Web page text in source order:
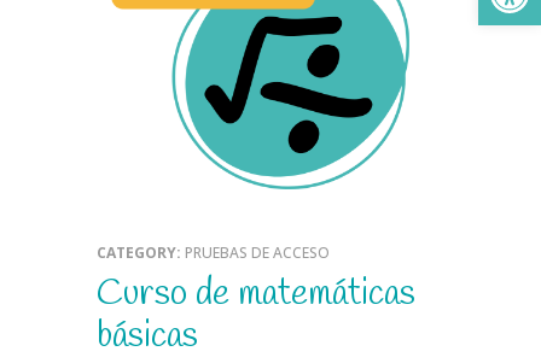
CATEGORY: PRUEBAS DE ACCESO
Curso de matemáticas
básicas